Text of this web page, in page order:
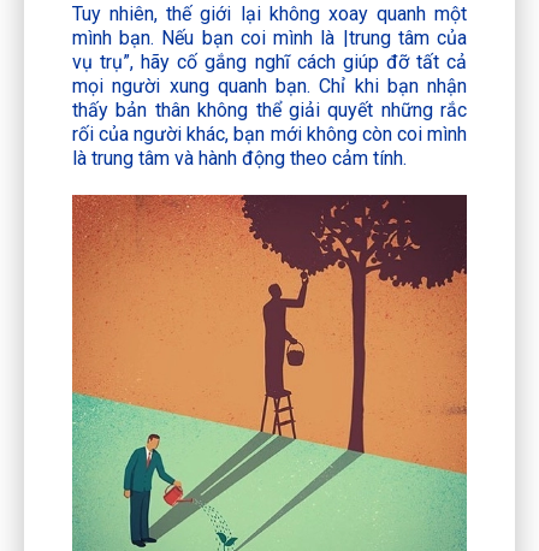
Tuy nhiên, thế giới lại không xoay quanh một
mình bạn. Nếu bạn coi mình là |trung tâm của
vụ trụ”, hãy cố gắng nghĩ cách giúp đỡ tất cả
mọi người xung quanh bạn. Chỉ khi bạn nhận
thấy bản thân không thể giải quyết những rắc
rối của người khác, bạn mới không còn coi mình
là trung tâm và hành động theo cảm tính.